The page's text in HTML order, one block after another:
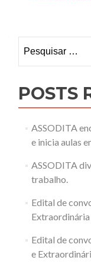
por:
POSTS
ASSODITA
e inicia aulas
ASSODITA
trabalho.
Edital de
Extraordinária
Edital de
e